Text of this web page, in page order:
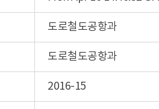
도로철도공항과
도로철도공항과
2016-15